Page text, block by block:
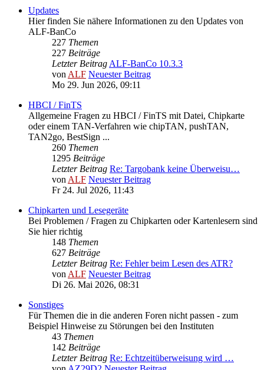
Updates
Hier finden Sie nähere Informationen zu den Updates von
ALF-BanCo
227 Themen
227 Beiträge
Letzter BeitragALF-BanCo 10.3.3
vonALF Neuester Beitrag
Mo 29. Jun 2026, 09:11
HBCI / FinTS
Allgemeine Fragen zu HBCI / FinTS mit Datei, Chipkarte
oder einem TAN-Verfahren wie chipTAN, pushTAN,
TAN2go, BestSign ...
260 Themen
1295 Beiträge
Letzter Beitrag Re: Targobank keine Überweisu…
vonALF Neuester Beitrag
Fr 24. Jul 2026, 11:43
Chipkarten und Lesegeräte
Bei Problemen / Fragen zu Chipkarten oder Kartenlesern sind
Sie hier richtig
148 Themen
627 Beiträge
Letzter Beitrag Re: Fehler beim Lesen des ATR?
vonALF Neuester Beitrag
Di 26. Mai 2026, 08:31
Sonstiges
Für Themen die in die anderen Foren nicht passen - zum
Beispiel Hinweise zu Störungen bei den Instituten
43 Themen
142 Beiträge
Letzter Beitrag Re: Echtzeitüberweisung wird …